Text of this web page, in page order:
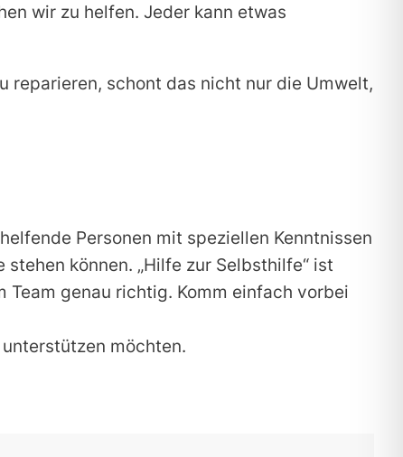
wir zu helfen. Jeder kann etwas
reparieren, schont das nicht nur die Umwelt,
Personen mit speziellen Kenntnissen
können. „Hilfe zur Selbsthilfe“ ist
Team genau richtig. Komm einfach vorbei
möchten.